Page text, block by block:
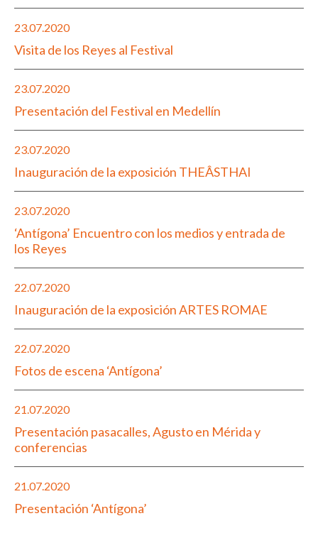
23.07.2020
Visita de los Reyes al Festival
23.07.2020
Presentación del Festival en Medellín
23.07.2020
Inauguración de la exposición THEÂSTHAI
23.07.2020
‘Antígona’ Encuentro con los medios y entrada de
los Reyes
22.07.2020
Inauguración de la exposición ARTES ROMAE
22.07.2020
Fotos de escena ‘Antígona’
21.07.2020
Presentación pasacalles, Agusto en Mérida y
conferencias
21.07.2020
Presentación ‘Antígona’